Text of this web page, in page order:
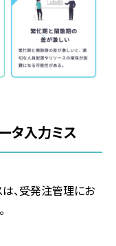
タ入力ミス
、受発注管理にお